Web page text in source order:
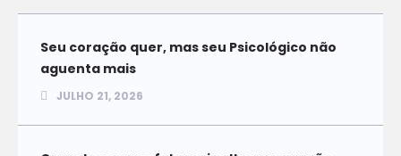
Seu coração quer, mas seu Psicológico não
aguenta mais
JULHO 21, 2026